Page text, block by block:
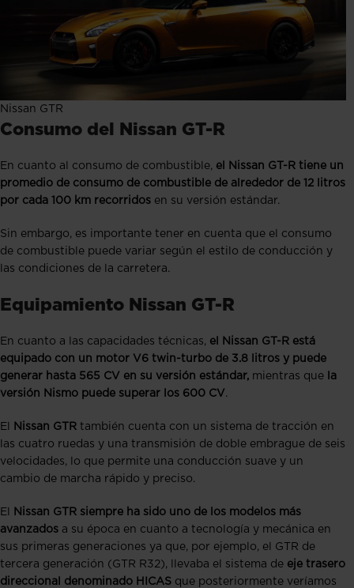
Nissan GTR
Consumo del Nissan GT-R
En cuanto al consumo de combustible, el Nissan GT-R tiene un
promedio de consumo de combustible de alrededor de 12 litros
por cada 100 km recorridos en su versión estándar.
Sin embargo, es importante tener en cuenta que el consumo
de combustible puede variar según el estilo de conducción y
las condiciones de la carretera.
Equipamiento Nissan GT-R
En cuanto a las capacidades técnicas, el Nissan GT-R está
equipado con un motor V6 twin-turbo de 3.8 litros y puede
generar hasta 565 CV en su versión estándar, mientras que
la
versión Nismo puede superar los 600 CV.
El Nissan GTR también cuenta con un sistema de tracción en
las cuatro ruedas y una transmisión de doble embrague de seis
velocidades, lo que permite una conducción suave y un
cambio de marcha rápido y preciso.
El
Nissan GTR siempre ha sido uno de los modelos más
avanzados a su época en cuanto a tecnología y mecánica en
sus primeras generaciones ya que, por ejemplo, el GTR de
tercera generación (GTR R32), llevaba el sistema de eje trasero
direccional denominado HICAS que posteriormente veríamos